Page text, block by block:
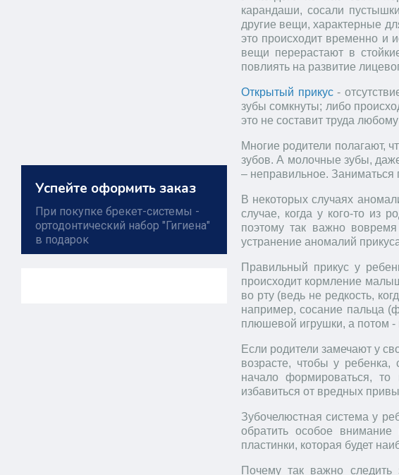
Успейте оформить заказ
При покупке брекет-системы -
ортодонтический набор "Гигиена"
в подарок
карандаши, сосали
другие вещи, характерные
это происходит временно и
вещи перерастают в
повлиять на развитие
Открытый прикус-
зубы сомкнуты; либо
это не составит труда
Многие родители полагают,
зубов. А молочные зубы,
– неправильное. Заниматься
В некоторых случаях
случае, когда у кого-то из
поэтому так важно вовремя
устранение аномалий
Правильный прикус у
происходит кормление
во рту (ведь не редкость,
например, сосание пальца
плюшевой игрушки, а потом -
Если родители замечают у
возрасте, чтобы у ребенка,
начало формироваться,
избавиться от вредных
Зубочелюстная система у
обратить особое
пластинки, которая будет
Почему так важно